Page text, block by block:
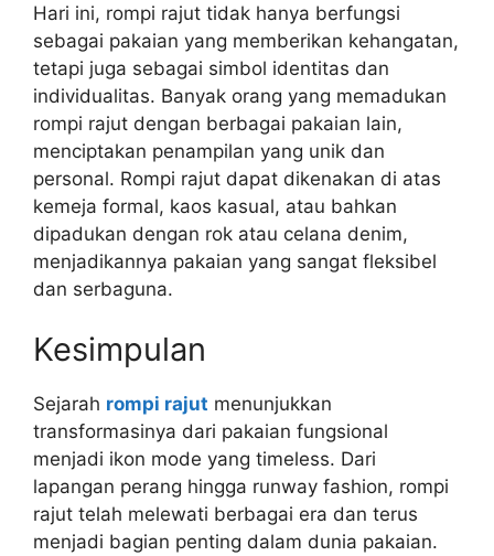
Hari ini, rompi rajut tidak hanya berfungsi
sebagai pakaian yang memberikan kehangatan,
tetapi juga sebagai simbol identitas dan
individualitas. Banyak orang yang memadukan
rompi rajut dengan berbagai pakaian lain,
menciptakan penampilan yang unik dan
personal. Rompi rajut dapat dikenakan di atas
kemeja formal, kaos kasual, atau bahkan
dipadukan dengan rok atau celana denim,
menjadikannya pakaian yang sangat fleksibel
dan serbaguna.
Kesimpulan
Sejarah rompi rajut menunjukkan
transformasinya dari pakaian fungsional
menjadi ikon mode yang timeless. Dari
lapangan perang hingga runway fashion, rompi
rajut telah melewati berbagai era dan terus
menjadi bagian penting dalam dunia pakaian.